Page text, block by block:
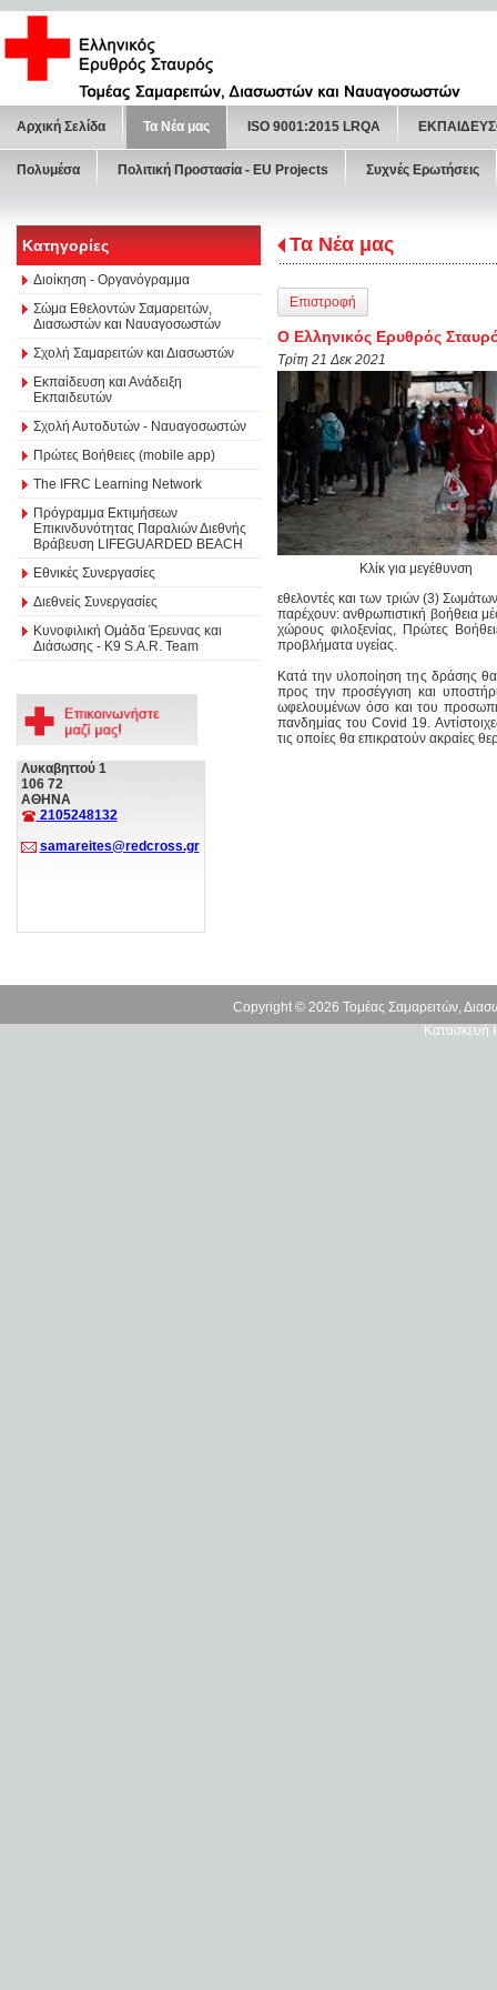
Αρχική Σελίδα Τα Νέα μας ISO 9001:2015 LRQA
Πολυμέσα Πολιτική Προστασία - ΕU Projects Συχνές Ερωτήσεις
Κατηγορίες
Διοίκηση - Οργανόγραμμα
Σώμα Εθελοντών Σαμαρειτών,
Διασωστών και Ναυαγοσωστών
Σχολή Σαμαρειτών και Διασωστών
Εκπαίδευση και Ανάδειξη
Εκπαιδευτών
Σχολή Αυτοδυτών - Ναυαγοσωστών
Πρώτες Βοήθειες (mobile app)
The IFRC Learning Network
Πρόγραμμα Εκτιμήσεων
Επικινδυνότητας Παραλιών Διεθνής
Βράβευση LIFEGUARDED BEACH
Εθνικές Συνεργασίες
Διεθνείς Συνεργασίες
Κυνοφιλική Ομάδα Έρευνας και
Διάσωσης - Κ9 S.A.R. Team
Λυκαβηττού 1
106 72
ΑΘΗΝΑ
2105248132
samareites@redcross.gr
Τα Νέα μας
Επιστροφή
Ο Ελληνικός Ερυθρός
Τρίτη 21 Δεκ 2021
Κλίκ για μεγέθυνση
εθελοντές και των τριών (3)
παρέχουν: ανθρωπιστική βοήθεια
χώρους φιλοξενίας, Πρώτες
προβλήματα υγείας.
Κατά την υλοποίηση της δράσης
προς την προσέγγιση και
ωφελουμένων όσο και του
πανδημίας του Covid 19.
τις οποίες θα επικρατούν ακραίες
Copyright © 2026 Τομέας Σαμαρειτών,
Κατασκευή